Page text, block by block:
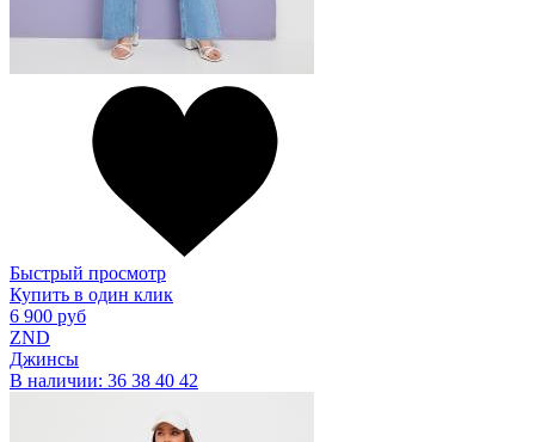
Быстрый просмотр
Купить в один клик
6 900 руб
ZND
Джинсы
В наличии: 36 38 40 42